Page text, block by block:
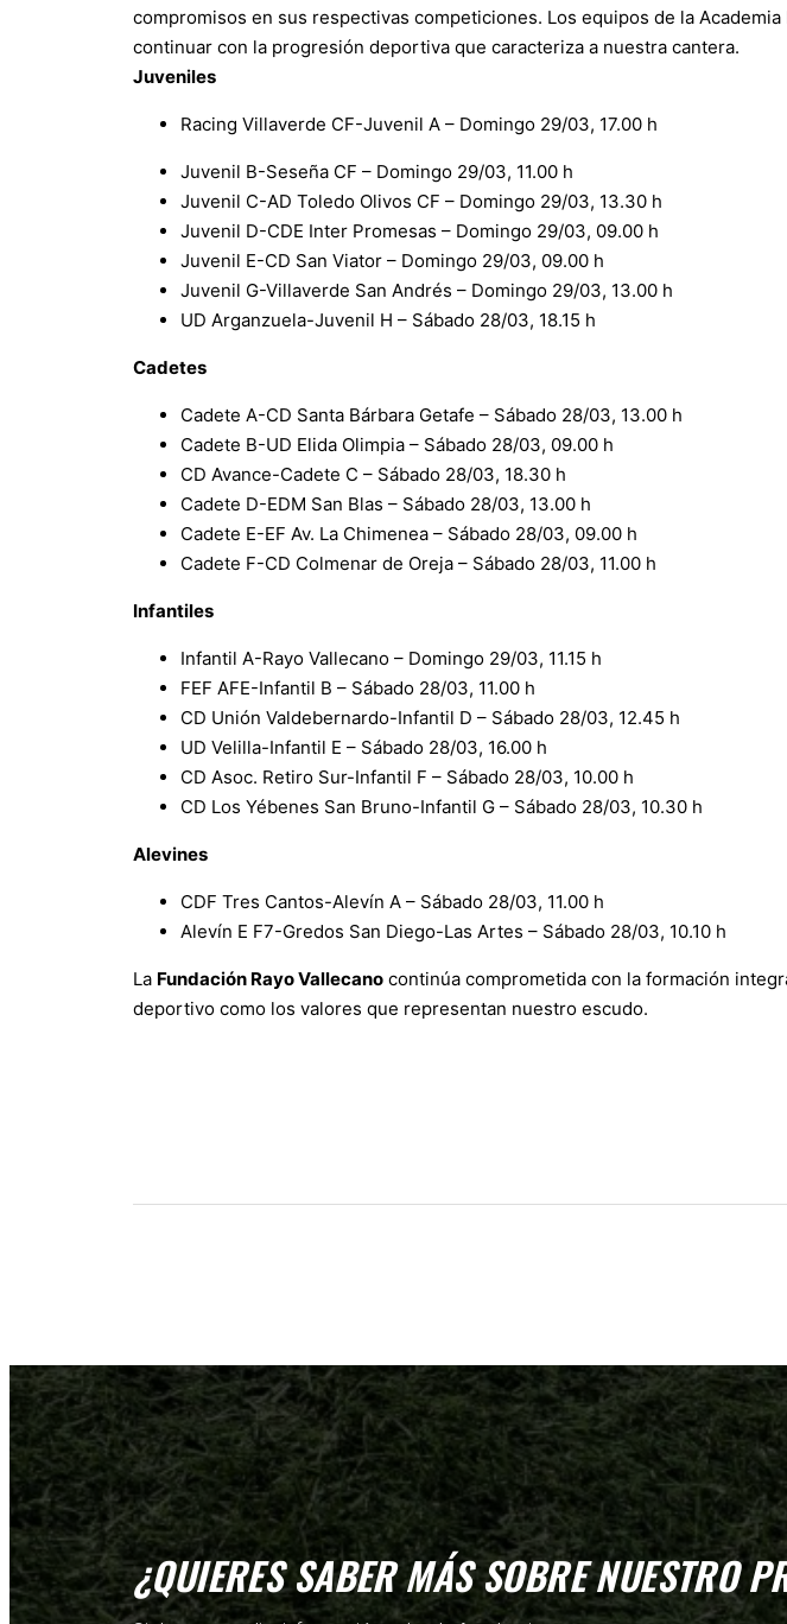
compromisos en sus respectivas competiciones. Los equipos de la
continuar con la progresión deportiva que caracteriza a nuestra cantera.
Juveniles
Racing Villaverde CF-Juvenil A – Domingo 29/03, 17.00 h
Juvenil B-Seseña CF – Domingo 29/03, 11.00 h
Juvenil C-AD Toledo Olivos CF – Domingo 29/03, 13.30 h
Juvenil D-CDE Inter Promesas – Domingo 29/03, 09.00 h
Juvenil E-CD San Viator – Domingo 29/03, 09.00 h
Juvenil G-Villaverde San Andrés – Domingo 29/03, 13.00 h
UD Arganzuela-Juvenil H – Sábado 28/03, 18.15 h
Cadetes
Cadete A-CD Santa Bárbara Getafe – Sábado 28/03, 13.00 h
Cadete B-UD Elida Olimpia – Sábado 28/03, 09.00 h
CD Avance-Cadete C – Sábado 28/03, 18.30 h
Cadete D-EDM San Blas – Sábado 28/03, 13.00 h
Cadete E-EF Av. La Chimenea – Sábado 28/03, 09.00 h
Cadete F-CD Colmenar de Oreja – Sábado 28/03, 11.00 h
Infantiles
Infantil A-Rayo Vallecano – Domingo 29/03, 11.15 h
FEF AFE-Infantil B – Sábado 28/03, 11.00 h
CD Unión Valdebernardo-Infantil D – Sábado 28/03, 12.45 h
UD Velilla-Infantil E – Sábado 28/03, 16.00 h
CD Asoc. Retiro Sur-Infantil F – Sábado 28/03, 10.00 h
CD Los Yébenes San Bruno-Infantil G – Sábado 28/03, 10.30 h
Alevines
CDF Tres Cantos-Alevín A – Sábado 28/03, 11.00 h
Alevín E F7-Gredos San Diego-Las Artes – Sábado 28/03, 10.10 h
La Fundación Rayo Vallecano continúa comprometida con la formación
deportivo como los valores que representan nuestro escudo.
¿QUIERES SABER MÁS SOBRE NUESTRO